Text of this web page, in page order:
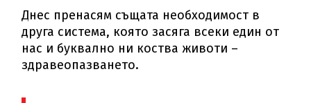
Днес пренасям същата необходимост в
друга система, която засяга всеки един от
нас и буквално ни коства животи –
здравеопазването.